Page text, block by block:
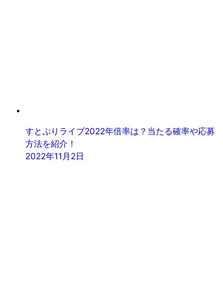
すとぷりライブ2022年倍率は？当たる確率や応募
方法を紹介！
2022年11月2日